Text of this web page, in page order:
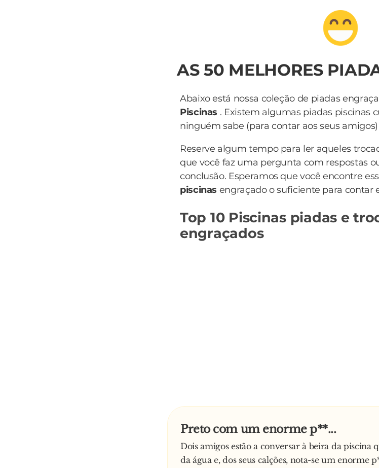
AS 50 MELHORES
Abaixo está nossa coleção de piadas
Piscinas . Existem algumas piadas piscinas
ninguém sabe (para contar aos seus
Reserve algum tempo para ler aqueles
que você faz uma pergunta com respostas
conclusão. Esperamos que você encontre
piscinas engraçado o suficiente para contar
Top 10 Piscinas piadas e
engraçados
Preto com um enorme p**...
Dois amigos estão a conversar à beira da
da água e, dos seus calções, nota-se um enorme